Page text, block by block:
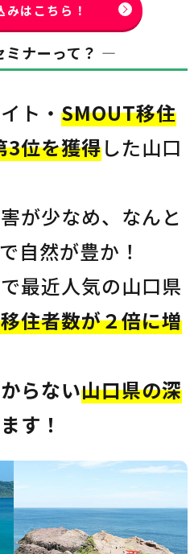
みはこちら！
ミナーって？ ―
ト・ SMOUT移住
3位を獲得した山口
が少なめ、なんと
自然が豊か！
最近人気の山口県
住者数が２倍に増
らない山口県の深
す！